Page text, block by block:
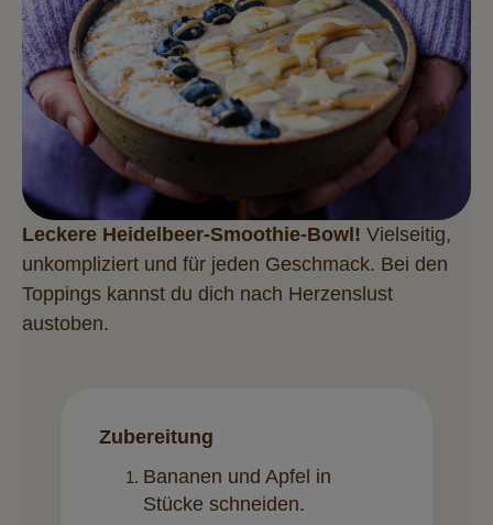
Leckere Heidelbeer-Smoothie-Bowl! Vielseitig,
unkompliziert und für jeden Geschmack. Bei den
Toppings kannst du dich nach Herzenslust
austoben.
Zubereitung
Bananen und Apfel in
Stücke schneiden.